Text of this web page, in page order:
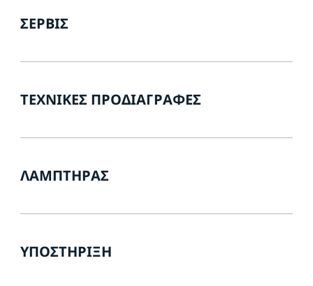
ΣΈΡΒΙΣ
ΤΕΧΝΙΚΈΣ ΠΡΟΔΙΑΓΡΑΦΈΣ
ΛΑΜΠΤΉΡΑΣ
ΥΠΟΣΤΉΡΙΞΗ